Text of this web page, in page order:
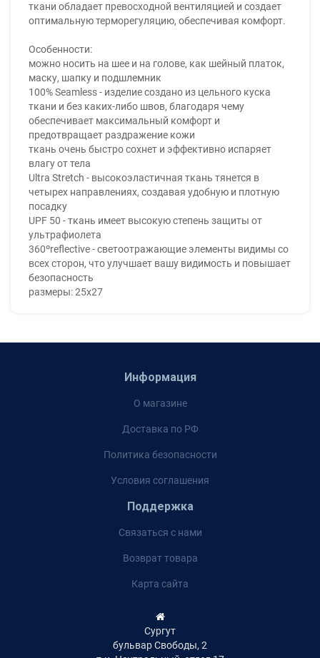
ткани обладает превосходной вентиляцией и создает
оптимальную терморегуляцию, обеспечивая комфорт.
Особенности:
можно носить на шее и на голове, как шейный платок,
маску, шапку и подшлемник
100% Seamless - изделие создано из цельного куска
ткани и без каких-либо швов, благодаря чему
обеспечивает максимальный комфорт и
предотвращает раздражение кожи
ткань очень быстро сохнет и эффективно испаряет
влагу от тела
Ultra Stretch - высокоэластичная ткань тянется в
четырех направлениях, создавая удобную и плотную
посадку
UPF 50 - ткань имеет высокую степень защиты от
ультрафиолета
360ºreflective - светоотражающие элементы видимы со
всех сторон, что улучшает вашу видимость и повышает
безопасность
размеры: 25x27
Информация
О магазине
Доставка по РФ
Политика безопасности
Условия соглашения
Поддержка
Связаться с нами
Возврат товара
Карта сайта
Сургут
бульвар Свободы, 2